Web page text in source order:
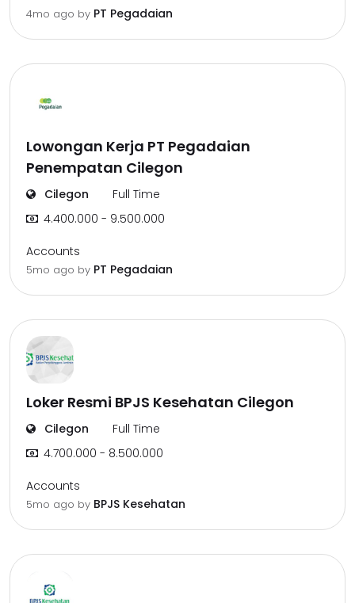
4mo ago by PT Pegadaian
Lowongan Kerja PT Pegadaian
Penempatan Cilegon
Cilegon
Full Time
4.400.000 - 9.500.000
Accounts
5mo ago by PT Pegadaian
Loker Resmi BPJS Kesehatan Cilegon
Cilegon
Full Time
4.700.000 - 8.500.000
Accounts
5mo ago by BPJS Kesehatan